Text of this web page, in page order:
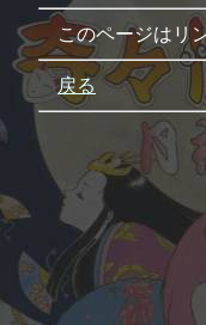
このページはリ
戻る